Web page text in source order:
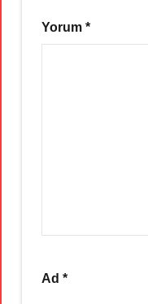
Yorum *
Ad *